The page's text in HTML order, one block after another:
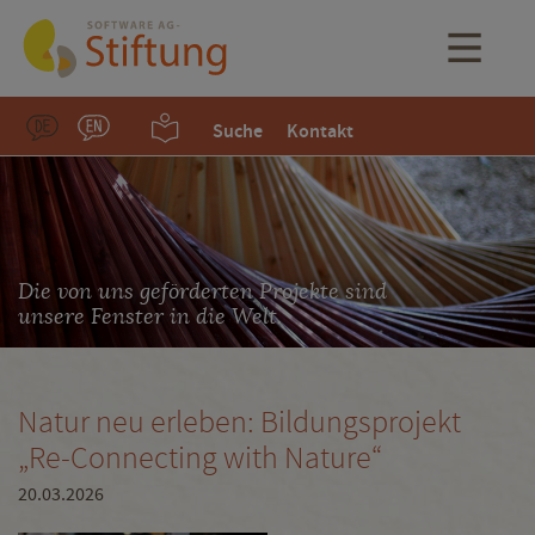
Suche Kontakt
Die von uns geförderten Projekte sind
unsere Fenster in die Welt.
Natur neu erleben: Bildungsprojekt
„Re-Connecting with Nature“
20.03.2026